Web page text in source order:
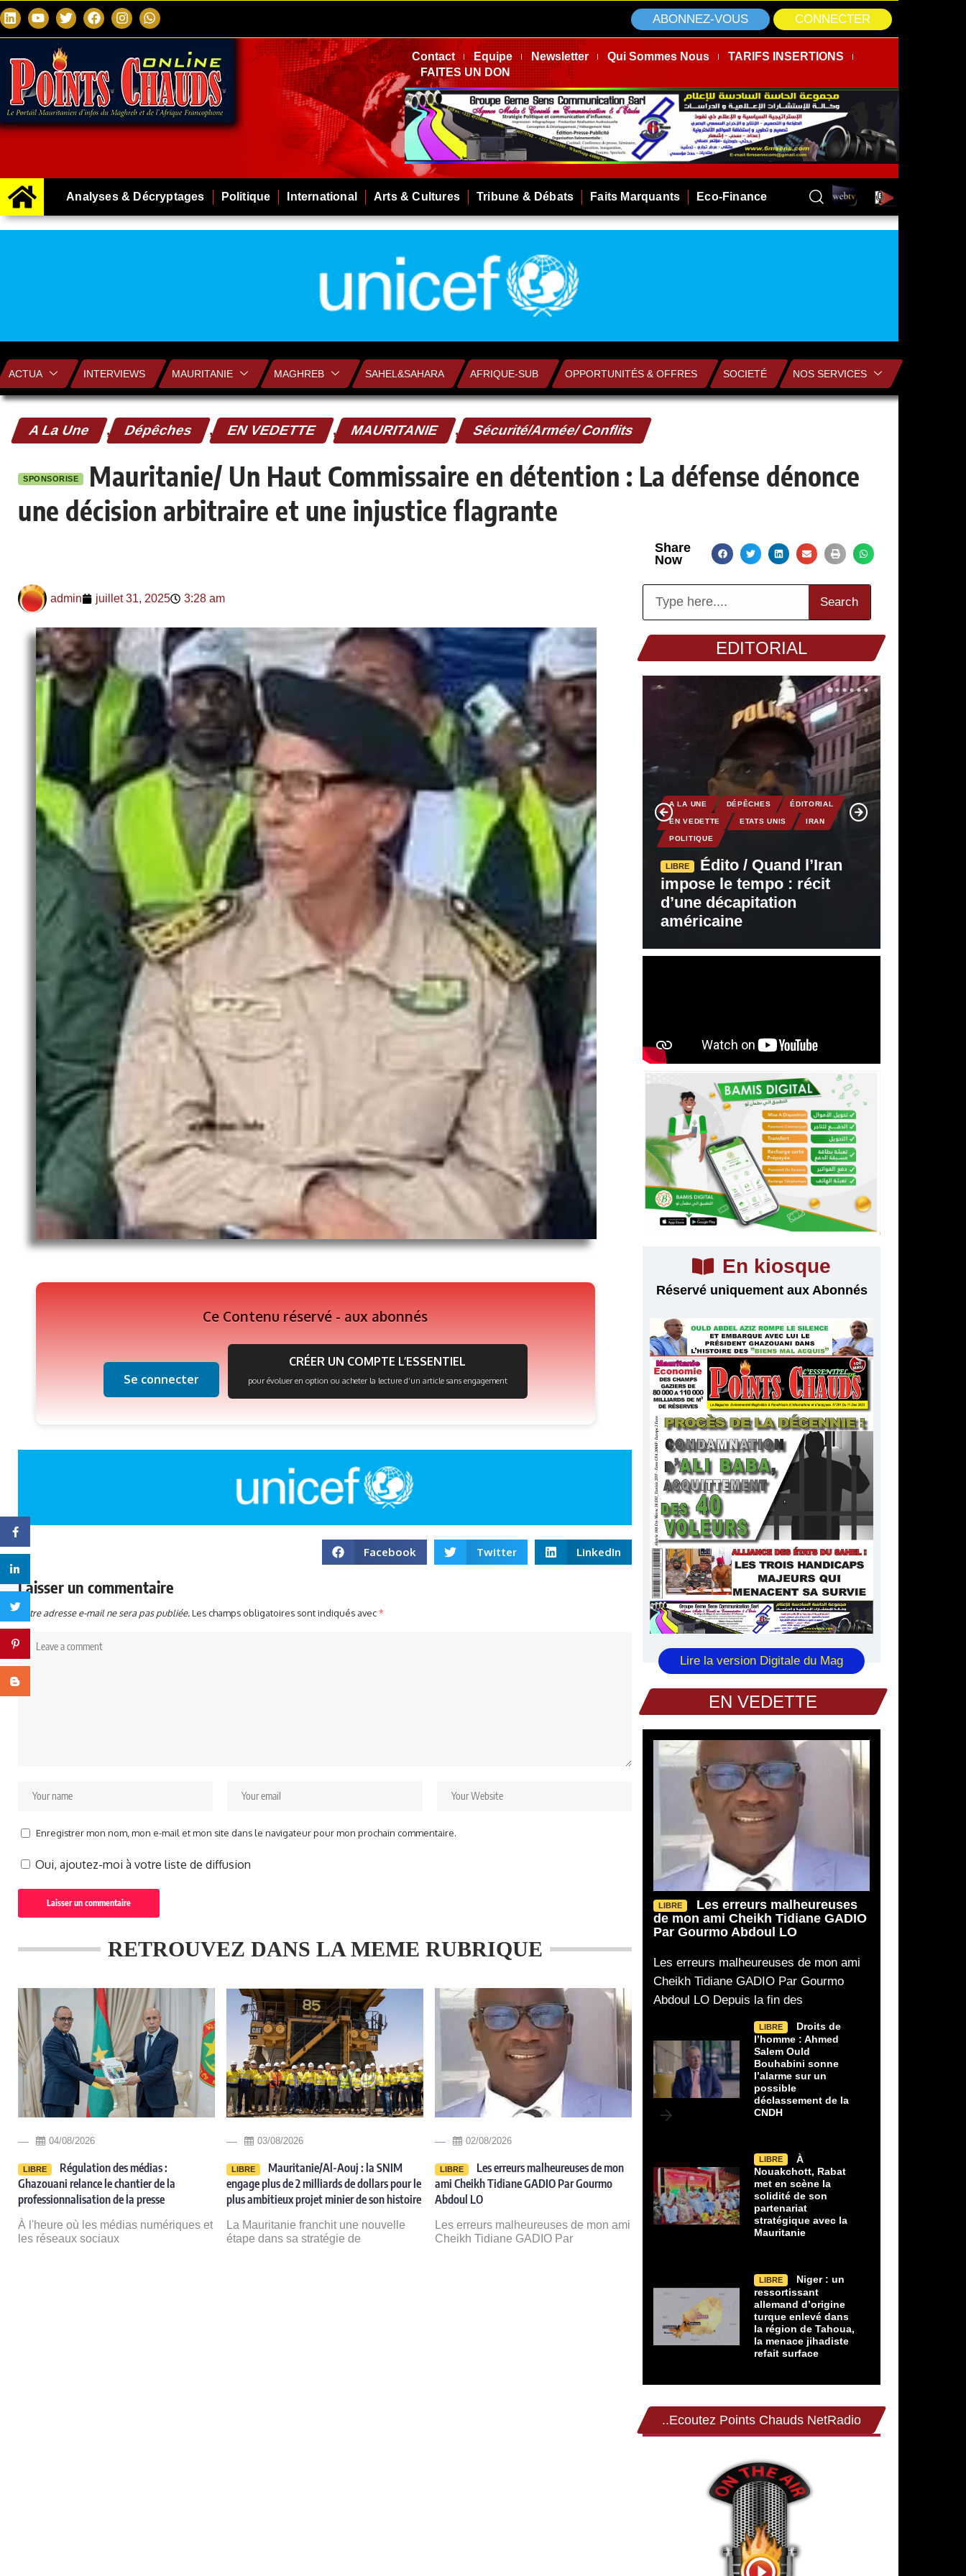
ABONNEZ-VOUS CONNECTER
Contact Equipe Newsletter Qui Sommes Nous
TARIFS INSERTIONS
FAITES UN DON
Analyses & Décryptages Politique International Arts & Cultures Tribune & Débats Faits Marquants Eco-Finance
ACTUA INTERVIEWS MAURITANIE MAGHREB SAHEL&SAHARA AFRIQUE-SUB OPPORTUNITÉS & OFFRES SOCIETÉ NOS SERVICES
A La Une , Dépêches , EN VEDETTE , MAURITANIE , Sécurité/Armée/ Conflits
SPONSORISE
Mauritanie/ Un Haut Commissaire en détention : La défense dénonce
une décision arbitraire et une injustice flagrante
Share
Now
admin juillet 31, 2025 3:28 am
Pinterest
Ce Contenu réservé - aux abonnés
Se connecter
CRÉER UN COMPTE L’ESSENTIEL
pour évoluer en option ou acheter la lecture d’un article sans engagement
Facebook Twitter LinkedIn
Laisser un commentaire
Votre adresse e-mail ne sera pas publiée.Les champs obligatoires sont indiqués avec*
Enregistrer mon nom, mon e-mail et mon site dans le navigateur pour mon prochain commentaire.
Oui, ajoutez-moi à votre liste de diffusion
RETROUVEZ DANS LA MEME RUBRIQUE
04/08/2026
LIBRE
Régulation des médias :
Ghazouani relance le chantier de la
professionnalisation de la presse
À l'heure où les médias numériques et
les réseaux sociaux
03/08/2026
LIBRE
Mauritanie/Al-Aouj : la SNIM
engage plus de 2 milliards de dollars pour le
plus ambitieux projet minier de son histoire
La Mauritanie franchit une nouvelle
étape dans sa stratégie de
02/08/2026
LIBRE
Les erreurs malheureuses de mon
ami Cheikh Tidiane GADIO Par Gourmo
Abdoul LO
Les erreurs malheureuses de mon ami
Cheikh Tidiane GADIO Par
LIBRE
Droits de l’homme : Ahmed Salem
Ould Bouhabini sonne l’alarme sur un
possible déclassement de la CNDH
Ahmed Salem Ould Bouhabini alerte
sur le risque de déclassement
Search
EDITORIAL
A LA UNE DÉPÊCHES ÉDITORIAL
EN VEDETTE ETATS UNIS IRAN
POLITIQUE
LIBRE
Édito / Quand l’Iran
impose le tempo : récit
d’une décapitation
américaine
En kiosque
Réservé uniquement aux Abonnés
Lire la version Digitale du Mag
EN VEDETTE
LIBRE
Les erreurs malheureuses
de mon ami Cheikh Tidiane GADIO
Par Gourmo Abdoul LO
Les erreurs malheureuses de mon ami
Cheikh Tidiane GADIO Par Gourmo
Abdoul LO Depuis la fin des
LIBRE
Droits de
l’homme : Ahmed
Salem Ould
Bouhabini sonne
l’alarme sur un
possible
déclassement de la
CNDH
LIBRE
À
Nouakchott, Rabat
met en scène la
solidité de son
partenariat
stratégique avec la
Mauritanie
LIBRE
Niger : un
ressortissant
allemand d’origine
turque enlevé dans
la région de Tahoua,
la menace jihadiste
refait surface
..Ecoutez Points Chauds NetRadio